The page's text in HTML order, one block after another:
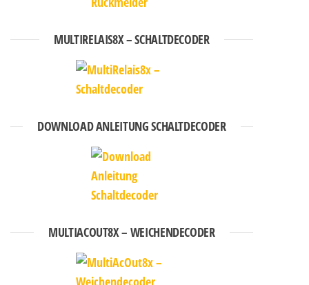
MULTIRELAIS8X – SCHALTDECODER
DOWNLOAD ANLEITUNG SCHALTDECODER
MULTIACOUT8X – WEICHENDECODER